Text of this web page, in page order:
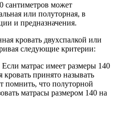
сантиметров может
или полуторная, в
и предназначения.
кровать двухспалкой или
следующие критерии:
матрас имеет размеры 140
кровать принято называть
помнить, что полуторной
матрасы размером 140 на